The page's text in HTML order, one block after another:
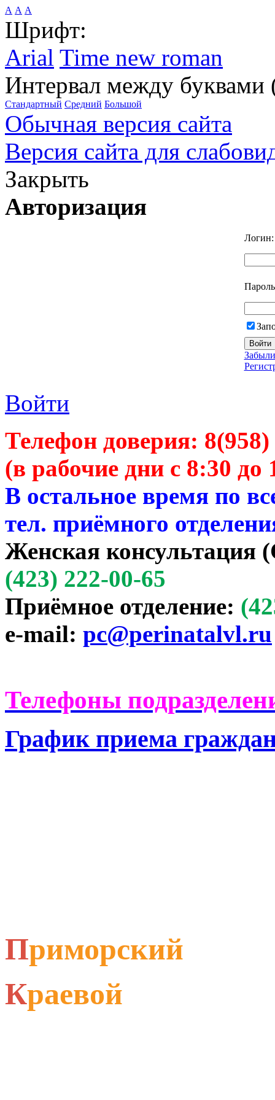
А А А
Шрифт:
Arial Time new roman
Интервал между буквами
Стандартный Средний Большой
Обычная версия сайта
Версия сайта для
Закрыть
Авторизация
Логин:
Войти
Телефон доверия:
(в рабочие дни с 8:30 до
В остальное время по
тел. приёмного
Женская консультация
(423) 222-00-65
Приёмное отделение:
e-mail: pc@perinatalvl.ru
Телефоны
График приема
Приморский
Краевой